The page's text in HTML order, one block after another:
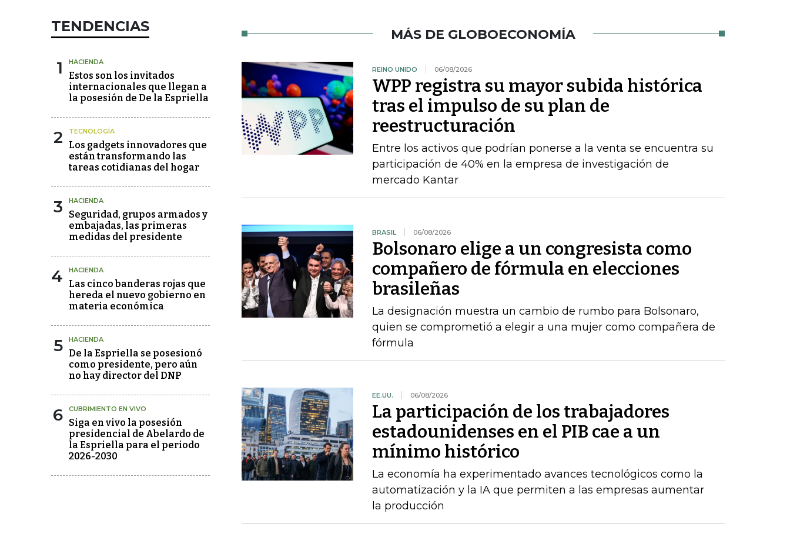
TENDENCIAS
1 HACIENDA
Estos son los invitados
internacionales que llegan a
la posesión de De la Espriella
2 TECNOLOGÍA
Los gadgets innovadores que
están transformando las
tareas cotidianas del hogar
3 HACIENDA
Seguridad, grupos armados y
embajadas, las primeras
medidas del presidente
4 HACIENDA
Las cinco banderas rojas que
hereda el nuevo gobierno en
materia económica
5 HACIENDA
De la Espriella se posesionó
como presidente, pero aún
no hay director del DNP
6 CUBRIMIENTO EN VIVO
Siga en vivo la posesión
presidencial de Abelardo de
la Espriella para el periodo
2026-2030
MÁS DE GLOBOECONOMÍA
REINO UNIDO 06/08/2026
WPP registra su mayor subida histórica
tras el impulso de su plan de
reestructuración
Entre los activos que podrían ponerse a la venta se encuentra su
participación de 40% en la empresa de investigación de
mercado Kantar
BRASIL 06/08/2026
Bolsonaro elige a un congresista como
compañero de fórmula en elecciones
brasileñas
La designación muestra un cambio de rumbo para Bolsonaro,
quien se comprometió a elegir a una mujer como compañera de
fórmula
EE.UU. 06/08/2026
La participación de los trabajadores
estadounidenses en el PIB cae a un
mínimo histórico
La economía ha experimentado avances tecnológicos como la
automatización y la IA que permiten a las empresas aumentar
la producción